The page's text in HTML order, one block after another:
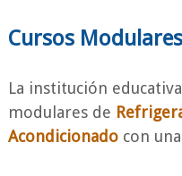
Cursos Modulares
La institución
modulares de
Acondicionadocon